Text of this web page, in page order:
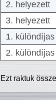
2. helyezett
3. helyezett
1. különdíjas
2. különdíjas
Ezt raktuk